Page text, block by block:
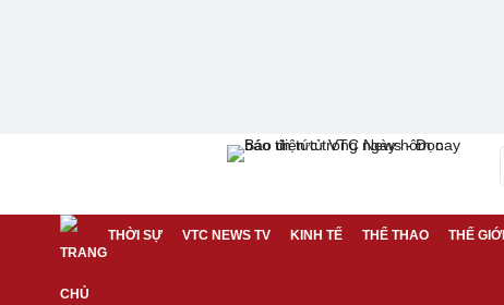
THỜI SỰ VTC NEWS TV KINH TẾ THỂ THAO THẾ GIỚI